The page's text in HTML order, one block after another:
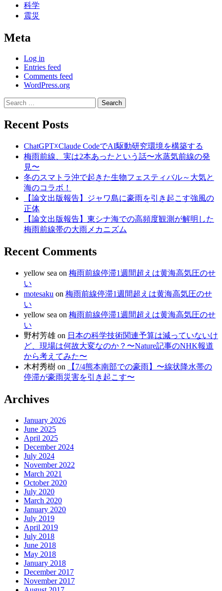
科学
震災
Meta
Log in
Entries feed
Comments feed
WordPress.org
Search
for:
Recent Posts
ChatGPT☓Claude CodeでAI駆動研究環境を構築する
梅雨前線、実は2本あったという話〜水蒸気前線の発
見〜
冬のスマトラ沖で起きた生物フェスティバル～大気と
海のコラボ！
【論文出版報告】ジャワ島に豪雨を引き起こす強風の
正体
【論文出版報告】東シナ海での高頻度観測が解明した
梅雨前線帯の大雨メカニズム
Recent Comments
yellow sea on 梅雨前線停滞1週間超えは黄海高気圧のせ
い
motesaku on 梅雨前線停滞1週間超えは黄海高気圧のせ
い
yellow sea on 梅雨前線停滞1週間超えは黄海高気圧のせ
い
野村芳雄 on 日本の科学技術関連予算は減っていないけ
ど、現場は何故大変なのか？〜Nature記事のNHK報道
から考えてみた〜
木村秀樹 on
【7/4熊本南部での豪雨】〜線状降水帯の
停滞が豪雨災害を引き起こす〜
Archives
January 2026
June 2025
April 2025
December 2024
July 2024
November 2022
March 2021
October 2020
July 2020
March 2020
January 2020
July 2019
April 2019
July 2018
June 2018
May 2018
January 2018
December 2017
November 2017